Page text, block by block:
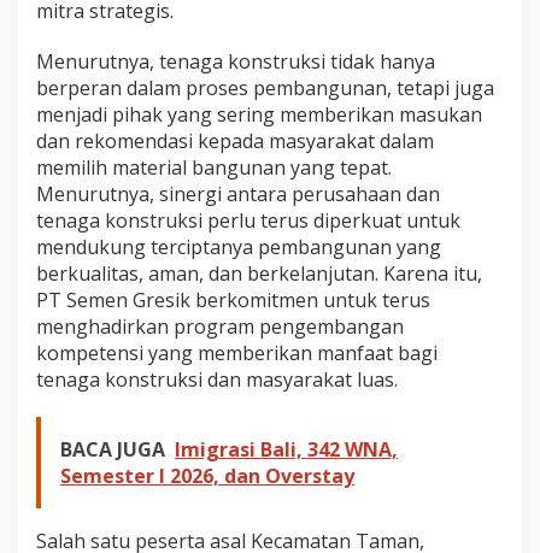
mitra strategis.
Menurutnya, tenaga konstruksi tidak hanya
berperan dalam proses pembangunan, tetapi juga
menjadi pihak yang sering memberikan masukan
dan rekomendasi kepada masyarakat dalam
memilih material bangunan yang tepat.
Menurutnya, sinergi antara perusahaan dan
tenaga konstruksi perlu terus diperkuat untuk
mendukung terciptanya pembangunan yang
berkualitas, aman, dan berkelanjutan. Karena itu,
PT Semen Gresik berkomitmen untuk terus
menghadirkan program pengembangan
kompetensi yang memberikan manfaat bagi
tenaga konstruksi dan masyarakat luas.
BACA JUGA Imigrasi Bali, 342 WNA,
Semester I 2026, dan Overstay
Salah satu peserta asal Kecamatan Taman,